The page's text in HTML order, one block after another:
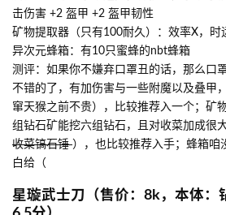
击伤害 +2 盔甲 +2 盔甲韧性
矿物提取器（只有100耐久）：效率X，时
异次元蜂箱：有10只蜜蜂的nbt蜂箱
测评：如果你不嫌弃口罩丑的话，那么口
不错的了，有加伤害与一些附魔以及叠甲
窜天猴之前不贵），比较推荐入一个；矿
组钻石矿能挖六组钻石，且对收菜加成很
收菜镐石锤），也比较推荐入手；蜂箱咱
白给（
星璇武士刀（售价：8k，本体：